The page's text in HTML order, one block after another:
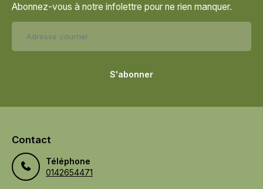
Abonnez-vous à notre infolettre pour ne rien manquer.
S'abonner
Contact
Téléphone
0142654471